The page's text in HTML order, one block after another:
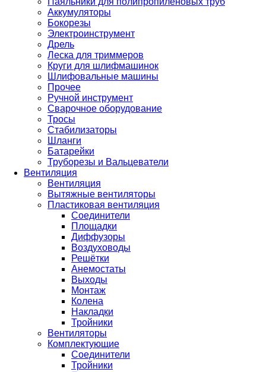
Аккумуляторы
Бокорезы
Электроинструмент
Дрель
Леска для триммеров
Круги для шлифмашинок
Шлифовальные машины
Прочее
Ручной инструмент
Сварочное оборудование
Тросы
Стабилизаторы
Шланги
Батарейки
Труборезы и Вальцеватели
Вентиляция
Вентиляция
Вытяжные вентиляторы
Пластиковая вентиляция
Соединители
Площадки
Диффузоры
Воздуховоды
Решётки
Анемостаты
Выходы
Монтаж
Колена
Накладки
Тройники
Вентиляторы
Комплектующие
Соединители
Тройники